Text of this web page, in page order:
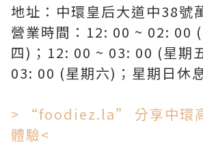
地址：中環皇后大道中38號
營業時間：12: 00 ~ 02: 00
四)；12: 00 ~ 03: 00 (星期
03: 00 (星期六)；星期日休
> “foodiez.la” 分享中環
體驗<